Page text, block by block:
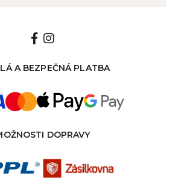
A BEZPEČNÁ PLATBA
DOPRAVY